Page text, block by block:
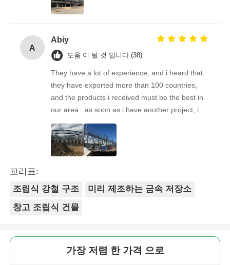
Throughout. We’re Already Recommending This
Supplier To Some Of Our Business Friends.
A
Abiy
도움 이 될 것 입니다 (38)
They have a lot of experience, and i heard that
they have exported more than 100 countries,
and the products i received must be the best in
our area.. as soon as i have another project, i& #
39;ll come back to you. Looking forward to the
next cooperation!
꼬리표:
조립식 강철 구조
미리 제조하는 금속 저장소
창고 조립식 건물
가장 저렴 한 가격 으로